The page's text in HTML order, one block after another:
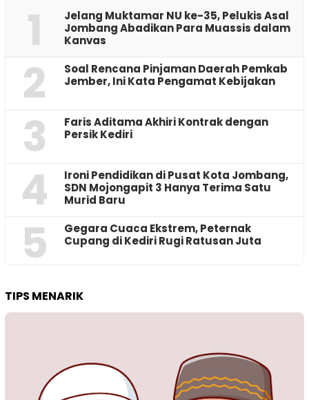
1
Jelang Muktamar NU ke-35, Pelukis Asal
Jombang Abadikan Para Muassis dalam
Kanvas
2
‎Soal Rencana Pinjaman Daerah Pemkab
Jember, Ini Kata Pengamat Kebijakan ‎
3
Faris Aditama Akhiri Kontrak dengan
Persik Kediri
4
Ironi Pendidikan di Pusat Kota Jombang,
SDN Mojongapit 3 Hanya Terima Satu
Murid Baru
5
‎Gegara Cuaca Ekstrem, Peternak
Cupang di Kediri Rugi Ratusan Juta
TIPS MENARIK